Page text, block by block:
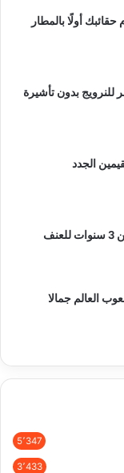
أولًا بالمطار
للنرويج بدون تأشيرة
الجدد
مشروع قانون جديد: السجن 3 سنوات للعنف
العالم جمالا
5٬347
3٬433